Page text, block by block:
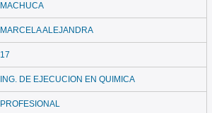
MACHUCA
MARCELA ALEJANDRA
17
ING. DE EJECUCION EN QUIMICA
PROFESIONAL